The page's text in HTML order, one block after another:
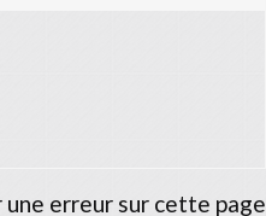
une erreur sur cette page